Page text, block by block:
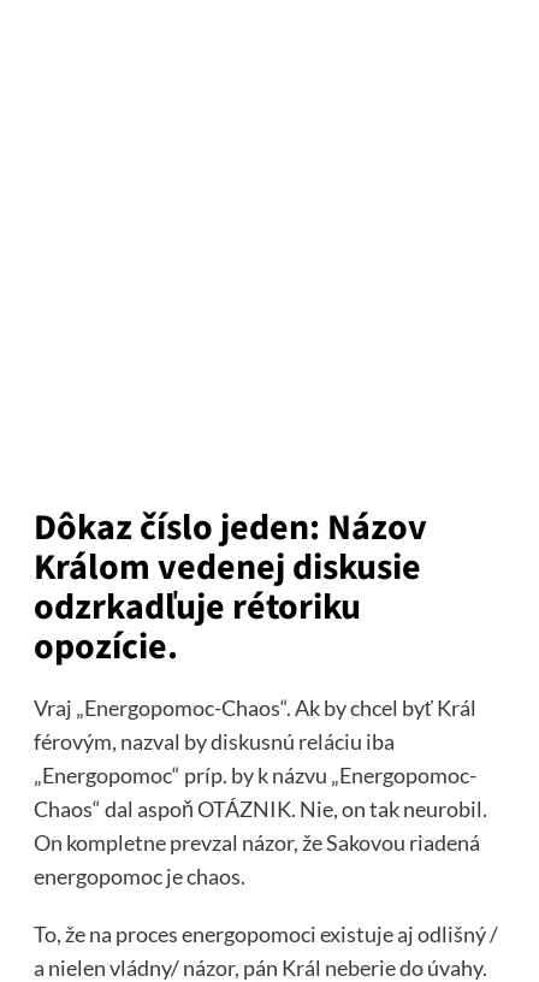
Dôkaz číslo jeden: Názov
Králom vedenej diskusie
odzrkadľuje rétoriku
opozície.
Vraj „Energopomoc-Chaos“. Ak by chcel byť Král
férovým, nazval by diskusnú reláciu iba
„Energopomoc“ príp. by k názvu „Energopomoc-
Chaos“ dal aspoň OTÁZNIK. Nie, on tak neurobil.
On kompletne prevzal názor, že Sakovou riadená
energopomoc je chaos.
To, že na proces energopomoci existuje aj odlišný /
a nielen vládny/ názor, pán Král neberie do úvahy.